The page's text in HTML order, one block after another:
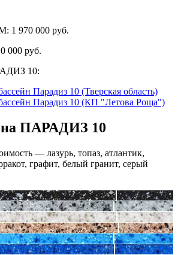
1 970 000 руб.
000 руб.
10:
Парадиз 10 (Тверская область)
Парадиз 10 (КП "Летова Роща")
ПАРАДИЗ 10
— лазурь, топаз, атлантик,
графит, белый гранит, серый